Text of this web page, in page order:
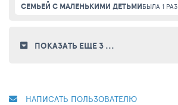
СЕМЬЕЙ С МАЛЕНЬКИМИ ДЕТЬМИБЫЛА 1 РАЗ
ПОКАЗАТЬ ЕЩЕ 3 ...
НАПИСАТЬ ПОЛЬЗОВАТЕЛЮ